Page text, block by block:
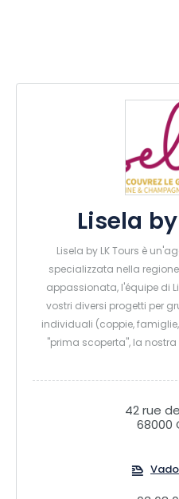
Lisela
Lisela by LK Tours è
specializzata nella
appassionata, l'équipe di
vostri diversi progetti per
individuali (coppie,
"prima scoperta", la
permette di proporre
gastronomia, patrimonio e
responsabili! Non aspettate
42 rue
68000